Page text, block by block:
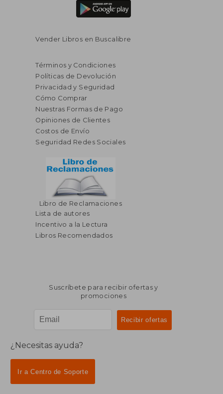
Vender Libros en Buscalibre
Términos y Condiciones
Políticas de Devolución
Privacidad y Seguridad
Cómo Comprar
Nuestras Formas de Pago
Opiniones de Clientes
Costos de Envío
Seguridad Redes Sociales
Libro de Reclamaciones
Lista de autores
Incentivo a la Lectura
Libros Recomendados
Suscríbete para recibir ofertas y
promociones
¿Necesitas ayuda?
Ir a Centro de Soporte